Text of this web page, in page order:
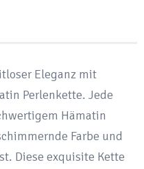
Eleganz mit
Perlenkette. Jede
Hämatin
Farbe und
Diese exquisite Kette